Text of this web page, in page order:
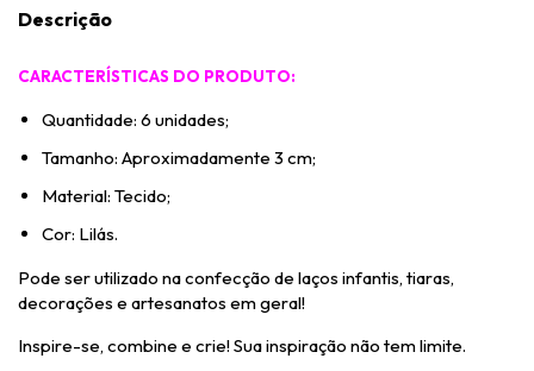
Descrição
CARACTERÍSTICAS DO PRODUTO:
Quantidade: 6 unidades;
Tamanho: Aproximadamente 3 cm;
Material: Tecido;
Cor: Lilás.
Pode ser utilizado na confecção de laços infantis, tiaras,
decorações e artesanatos em geral!
Inspire-se, combine e crie! Sua inspiração não tem limite.